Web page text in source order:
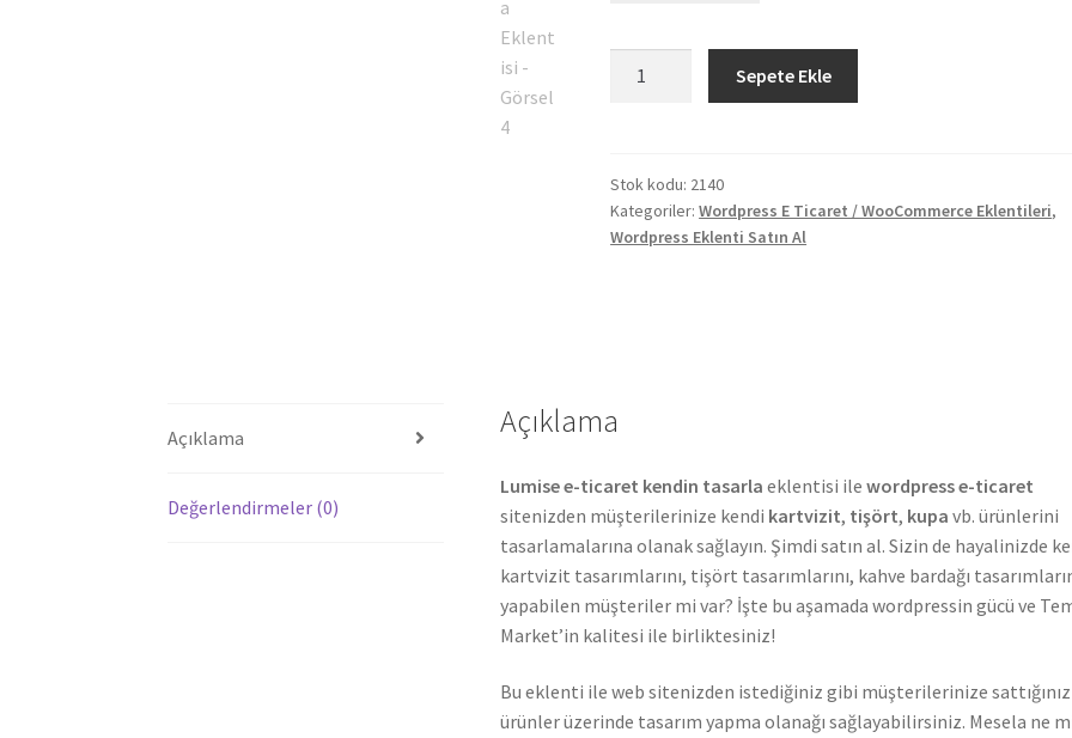
Tasarla
Eklentisi
adet
Sepete Ekle
Stok kodu: 2140
Kategoriler:Wordpress E Ticaret / WooCommerce Eklentileri,
Wordpress Eklenti Satın Al
Açıklama
Değerlendirmeler (0)
Açıklama
Lumisee-ticaret kendin tasarla eklentisi ile wordpress e-ticaret
sitenizden müşterilerinize kendi kartvizit, tişört, kupa vb. ürünlerini
tasarlamalarına olanak sağlayın. Şimdi satın al. Sizin de hayalinizde
kartvizit tasarımlarını, tişört tasarımlarını, kahve bardağı
yapabilen müşteriler mi var? İşte bu aşamada wordpressin gücü ve
Market’in kalitesi ile birliktesiniz!
Bu eklenti ile web sitenizden istediğiniz gibi müşterilerinize sattığınız
ürünler üzerinde tasarım yapma olanağı sağlayabilirsiniz. Mesela ne